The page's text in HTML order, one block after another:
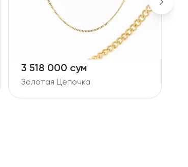
3 518 000 сум
Золотая Цепочка